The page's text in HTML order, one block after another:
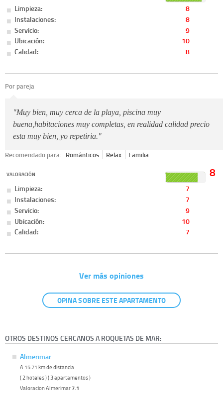
Limpieza:
8
Instalaciones:
8
Servicio:
9
Ubicación:
10
Calidad:
8
Por pareja
"Muy bien, muy cerca de la playa, piscina muy
buena,habitaciones muy completas, en realidad calidad precio
esta muy bien, yo repetiria."
Recomendado para: Románticos Relax Familia
VALORACIÓN 8
Limpieza:
7
Instalaciones:
7
Servicio:
9
Ubicación:
10
Calidad:
7
Ver más opiniones
OPINA SOBRE ESTE APARTAMENTO
OTROS DESTINOS CERCANOS A ROQUETAS DE MAR:
Almerimar
A 15.71 km de distancia
( 2 hoteles ) ( 3 apartamentos )
Valoracion Almerimar7.1